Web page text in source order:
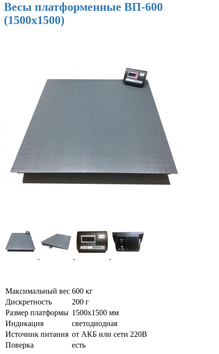
Весы платформенные ВП-600
(1500х1500)
Максимальный вес 600 кг
Дискретность
200 г
Размер платформы 1500х1500 мм
Индикация
светодиодная
Источник питания от АКБ или сети 220В
Поверка
есть